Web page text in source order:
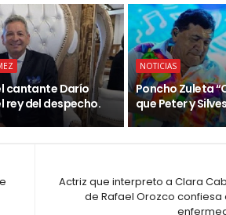
cantante Darío
rey del despecho.
NOTICIAS
Poncho Zuleta
que Peter y
Actriz que interpreto a Clara
de Rafael Orozco confiesa